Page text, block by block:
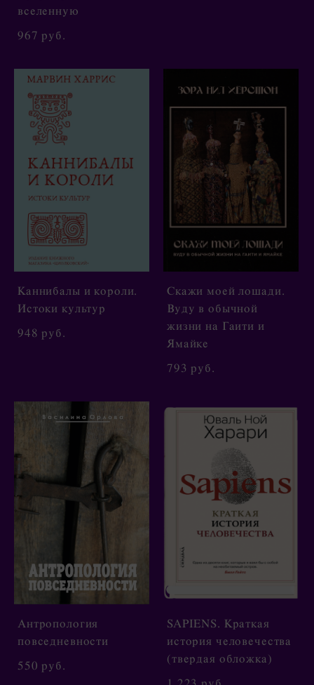
вселенную
967 pуб.
Каннибалы и короли.
Истоки культур
948 pуб.
Скажи моей лошади.
Вуду в обычной
жизни на Гаити и
Ямайке
793 pуб.
Антропология
повседневности
550 pуб.
SAPIENS. Краткая
история человечества
(твердая обложка)